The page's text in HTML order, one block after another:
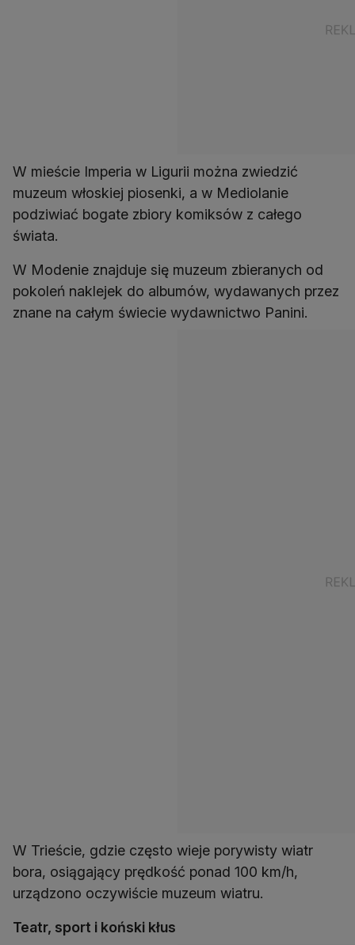
W mieście Imperia w Ligurii można zwiedzić
muzeum włoskiej piosenki, a w Mediolanie
podziwiać bogate zbiory komiksów z całego
świata.
W Modenie znajduje się muzeum zbieranych od
pokoleń naklejek do albumów, wydawanych przez
znane na całym świecie wydawnictwo Panini.
W Trieście, gdzie często wieje porywisty wiatr
bora, osiągający prędkość ponad 100 km/h,
urządzono oczywiście muzeum wiatru.
Teatr, sport i koński kłus